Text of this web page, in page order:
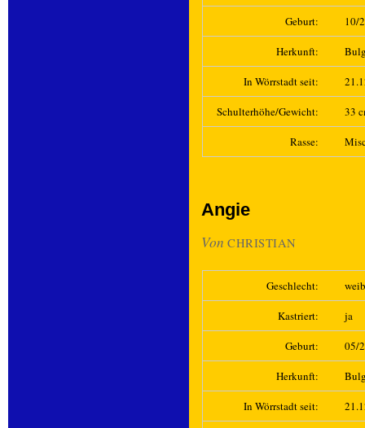
Geburt: 10/
Herkunft:
In Wörrstadt seit:
Schulterhöhe/Gewicht: 33
Rasse:
Angie
Von CHRISTIAN
Geschlecht:
Kastriert: ja
Geburt: 05/
Herkunft:
In Wörrstadt seit: